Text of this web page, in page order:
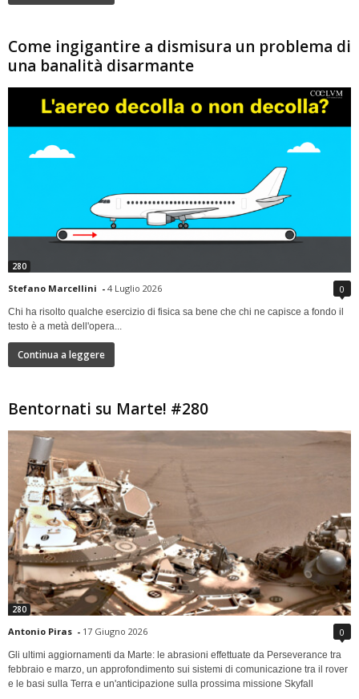
Come ingigantire a dismisura un problema di
una banalità disarmante
280
Stefano Marcellini - 4 Luglio 2026 0
Chi ha risolto qualche esercizio di fisica sa bene che chi ne capisce a fondo il
testo è a metà dell'opera...
Continua a leggere
Bentornati su Marte! #280
280
Antonio Piras - 17 Giugno 2026 0
Gli ultimi aggiornamenti da Marte: le abrasioni effettuate da Perseverance tra
febbraio e marzo, un approfondimento sui sistemi di comunicazione tra il rover
e le basi sulla Terra e un'anticipazione sulla prossima missione Skyfall